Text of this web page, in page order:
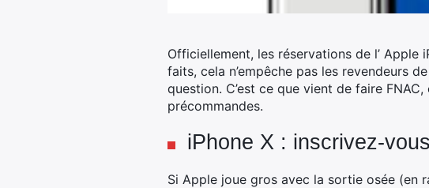
Officiellement, les réservations de l’ Apple
faits, cela n’empêche pas les revendeurs
question. C’est ce que vient de faire
précommandes.
iPhone X : inscrivez-
Si Apple joue gros avec la sortie osée (en